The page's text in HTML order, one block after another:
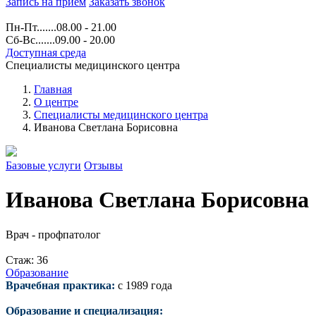
Пн-Пт.......08.00 - 21.00
Сб-Вс.......09.00 - 20.00
Доступная среда
Специалисты медицинского центра
Главная
О центре
Специалисты медицинского центра
Иванова Светлана Борисовна
Базовые услуги Отзывы
Иванова Светлана Борисовна
Врач - профпатолог
Стаж: 36
Образование
Врачебная практика: с 1989 года
Образование и специализация: